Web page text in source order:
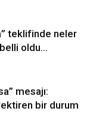
teklifinde neler
oldu…
mesajı:
bir durum